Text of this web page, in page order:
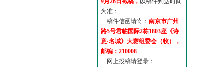
“诗意·名城”晒诗会
特别通知--致广大诗词爱好...
9月26日截稿， 以稿件到达时间
为准：
稿件信函请寄： 南京市广州
路5号君临国际2栋1803座《诗
意·名城》大赛组委会（收），
邮编：210008
网上投稿请登录：